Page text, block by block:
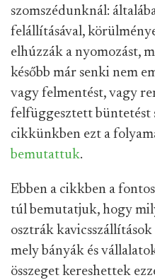
szomszédunknál:
felállításával,
elhúzzák a nyomozást,
később már senki nem
vagy felmentést, vagy
felfüggesztett büntetést
cikkünkben ezt a
bemutattuk.
Ebben a cikkben a
túl bemutatjuk, hogy
osztrák
mely bányák és
összeget kereshettek